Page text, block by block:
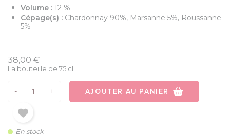
Volume : 12 %
Cépage(s) : Chardonnay 90%, Marsanne 5%, Roussanne
5%
38,00 €
La bouteille de 75 cl
- + AJOUTER AU PANIER
En stock